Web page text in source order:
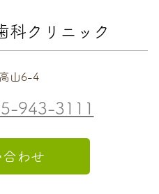
科クリニック
山6-4
943-3111
合わせ